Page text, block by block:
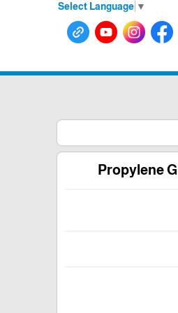
Select Language ▼